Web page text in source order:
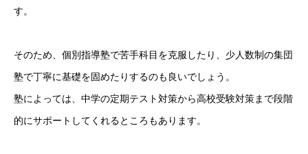
す。
そのため、個別指導塾で苦手科目を克服したり、少人数制の集団
塾で丁寧に基礎を固めたりするのも良いでしょう。
塾によっては、中学の定期テスト対策から高校受験対策まで段階
的にサポートしてくれるところもあります。